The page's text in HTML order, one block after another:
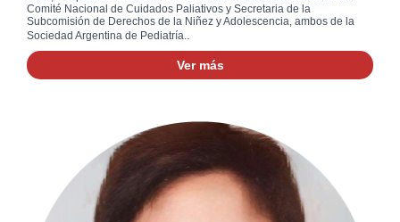
Comité Nacional de Cuidados Paliativos y Secretaria de la
Subcomisión de Derechos de la Niñez y Adolescencia, ambos de la
Sociedad Argentina de Pediatría.
Ver más